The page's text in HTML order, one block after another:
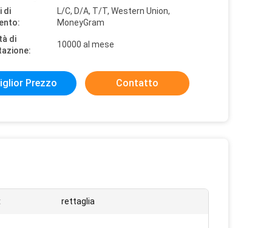
di
L/C, D/A, T/T, Western Union,
MoneyGram
di
10000 al mese
Prezzo Contatto
rettaglia